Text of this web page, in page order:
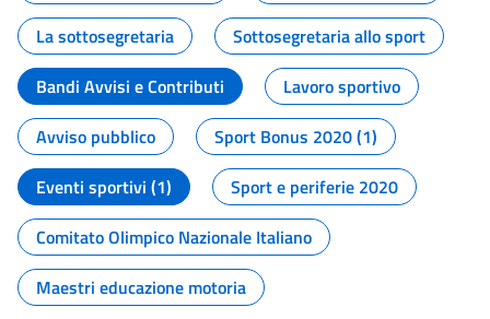
La sottosegretaria
Sottosegretaria allo sport
Bandi Avvisi e Contributi
Lavoro sportivo
Avviso pubblico
Sport Bonus 2020 (1)
Eventi sportivi (1)
Sport e periferie 2020
Comitato Olimpico Nazionale Italiano
Maestri educazione motoria